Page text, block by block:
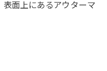
表面上にあるアウターマ